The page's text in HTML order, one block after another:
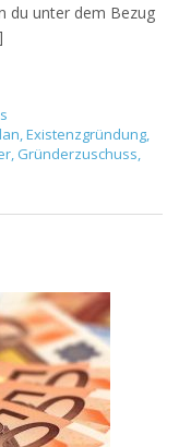
du unter dem Bezug
,Existenzgründung,
, Gründerzuschuss,